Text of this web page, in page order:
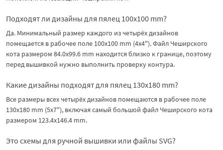
Подходят ли дизайны для пялец 100x100 mm?
Да. Минимальный размер каждого из четырёх дизайнов
помещается в рабочее поле 100x100 mm (4x4"). Файл Чеширского
кота размером 84.0x99.6 mm находится близко к границе, поэтому
перед вышивкой нужно выполнить проверку контура.
Какие дизайны подходят для пялец 130x180 mm?
Все размеры всех четырёх дизайнов помещаются в рабочее поле
130x180 mm (5x7"), включая самый большой файл Чеширского кота
размером 123.4x146.4 mm.
Это схемы для ручной вышивки или файлы SVG?